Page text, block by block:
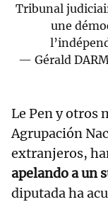
Tribunal
une
— Gérald
Le Pen y otros
Agrupación
extranjeros,
apelando a un
diputada ha